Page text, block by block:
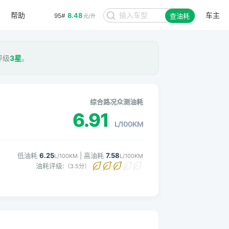
95# 8.48 元/升 查油耗 车主
帮助
级3星。
综合路况众测油耗
6.91 L/100KM
低油耗 6.25L/100KM | 高油耗 7.58L/100KM
油耗评级: （3.5分）